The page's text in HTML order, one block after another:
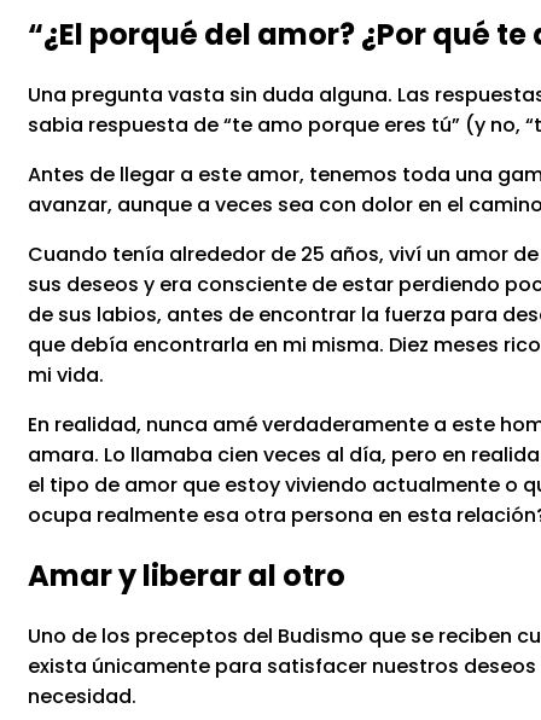
“¿El porqué del amor? ¿Por qué te
Una pregunta vasta sin duda alguna. Las
sabia respuesta de “te amo porque eres tú” (y no,
Antes de llegar a este amor, tenemos toda una
avanzar, aunque a veces sea con dolor en el
Cuando tenía alrededor de 25 años, viví un amor
sus deseos y era consciente de estar perdiendo
de sus labios, antes de encontrar la fuerza para
que debía encontrarla en mi misma. Diez meses
mi vida.
En realidad, nunca amé verdaderamente a este
amara. Lo llamaba cien veces al día, pero en
el tipo de amor que estoy viviendo actualmente o
ocupa realmente esa otra persona en esta
Amar y liberar al otro
Uno de los preceptos del Budismo que se reciben
exista únicamente para satisfacer nuestros
necesidad.